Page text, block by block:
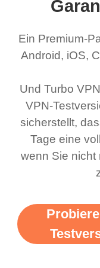
was a
use it I am
bewildered
this app is
there is
support
vpn
put more
WiFi but
WiFi is
schnelle,
sind
Netzwerke
die man
Ganz
Favorit.
daran ist,
Werbung
seit ich
Ein Premium-
Android, iOS,
Und Turbo
VPN-
sicherstellt,
Tage eine
wenn Sie nicht